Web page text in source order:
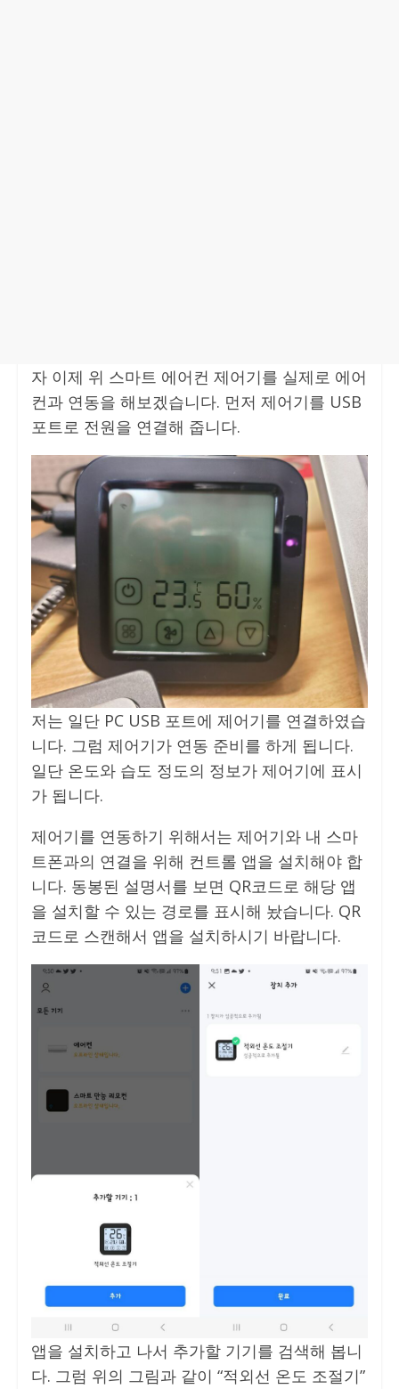
자 이제 위 스마트 에어컨 제어기를 실제로 에어
컨과 연동을 해보겠습니다. 먼저 제어기를 USB
포트로 전원을 연결해 줍니다.
저는 일단 PC USB 포트에 제어기를 연결하였습
니다. 그럼 제어기가 연동 준비를 하게 됩니다.
일단 온도와 습도 정도의 정보가 제어기에 표시
가 됩니다.
제어기를 연동하기 위해서는 제어기와 내 스마
트폰과의 연결을 위해 컨트롤 앱을 설치해야 합
니다. 동봉된 설명서를 보면 QR코드로 해당 앱
을 설치할 수 있는 경로를 표시해 놨습니다. QR
코드로 스캔해서 앱을 설치하시기 바랍니다.
앱을 설치하고 나서 추가할 기기를 검색해 봅니
다. 그럼 위의 그림과 같이 “적외선 온도 조절기”